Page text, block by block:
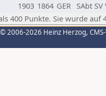
1903 1864 GER SAbt
400 Punkte. Sie wurde auf
© 2006-2026 Heinz Herzog,